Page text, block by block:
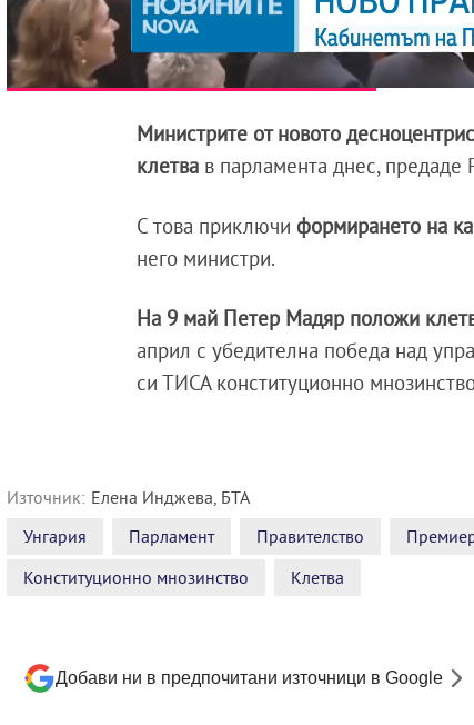
Министрите от новото
клетва в парламента днес, предаде
С това приключиформирането на
него министри.
На 9 май Петер Мадяр положи
април с убедителна победа над
си ТИСА конституционно
Източник: Елена Инджева, БТА
Унгария
Парламент Правителство
Конституционно мнозинство
Клетва
Добави ни в предпочитани източници в Google